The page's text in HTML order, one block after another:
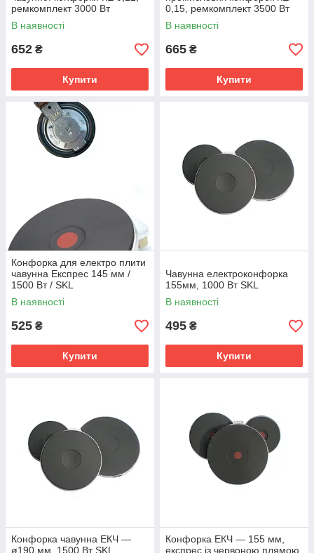
зв’язатися з нами по телефону або через цей сайт. Ми
відповідаємо на всі запитання і допоможемо з підбіром
кераміки або чугунної конфорки, залежно від типу вашого
обладнання.
відправляється того ж дня. Для жителів Харкова існує
адресна безкоштовна доставка (використовуйте).
Метод доставки й оплату для мешканців інших міст України
передбачено.
Запишіть конфорки для електропліт і варених поверхонь
недорого.
ремкомплект 3000 Вт
В наявності
652 ₴
Купити
0,15, ремкомплект 3500 Вт
В наявності
665 ₴
Купити
Конфорка для електро плити
чавунна Експрес 145 мм /
1500 Вт / SKL
В наявності
525 ₴
Купити
Чавунна електроконфорка
155мм, 1000 Вт SKL
В наявності
495 ₴
Купити
Конфорка чавунна ЕКЧ —
ø190 мм, 1500 Вт SKL
Конфорка ЕКЧ — 155 мм,
експрес із червоною плямою